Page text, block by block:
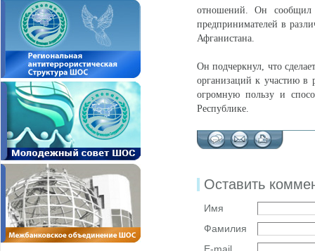
отношений. Он сообщил
предпринимателей в
Афганистана.
Он подчеркнул, что
организаций к участию в
огромную пользу и
Республике.
Оставить
Имя
Фамилия